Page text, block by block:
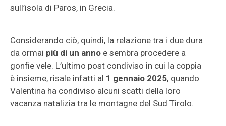
sull’isola di Paros, in Grecia.
Considerando ciò, quindi, la relazione tra i due dura
da ormai più di un anno e sembra procedere a
gonfie vele. L’ultimo post condiviso in cui la coppia
è insieme, risale infatti al 1 gennaio 2025, quando
Valentina ha condiviso alcuni scatti della loro
vacanza natalizia tra le montagne del Sud Tirolo.